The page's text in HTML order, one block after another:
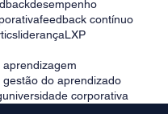
desempenho
feedback contínuo
liderançaLXP
do aprendizado
universidade corporativa